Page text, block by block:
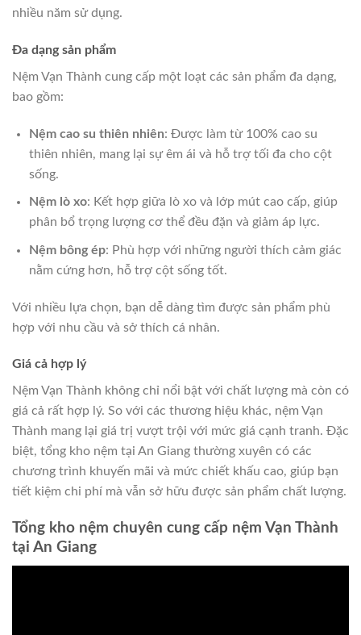
nhiều năm sử dụng.
Đa dạng sản phẩm
Nệm Vạn Thành cung cấp một loạt các sản phẩm đa dạng,
bao gồm:
Nệm cao su thiên nhiên: Được làm từ 100% cao su
thiên nhiên, mang lại sự êm ái và hỗ trợ tối đa cho cột
sống.
Nệm lò xo: Kết hợp giữa lò xo và lớp mút cao cấp, giúp
phân bổ trọng lượng cơ thể đều đặn và giảm áp lực.
Nệm bông ép: Phù hợp với những người thích cảm giác
nằm cứng hơn, hỗ trợ cột sống tốt.
Với nhiều lựa chọn, bạn dễ dàng tìm được sản phẩm phù
hợp với nhu cầu và sở thích cá nhân.
Giá cả hợp lý
Nệm Vạn Thành không chỉ nổi bật với chất lượng mà còn có
giá cả rất hợp lý. So với các thương hiệu khác, nệm Vạn
Thành mang lại giá trị vượt trội với mức giá cạnh tranh. Đặc
biệt, tổng kho nệm tại An Giang thường xuyên có các
chương trình khuyến mãi và mức chiết khấu cao, giúp bạn
tiết kiệm chi phí mà vẫn sở hữu được sản phẩm chất lượng.
Tổng kho nệm chuyên cung cấp nệm Vạn Thành
tại An Giang